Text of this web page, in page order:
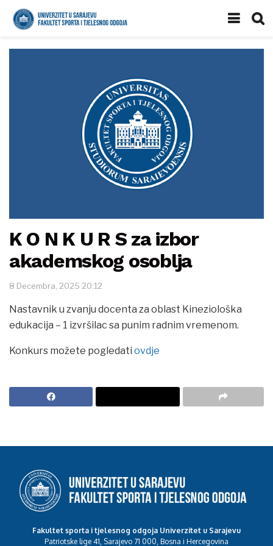
K O N K U R S za izbor
akademskog osoblja
8 Decembra, 2025 20:12
Nastavnik u zvanju docenta za oblast Kineziološka
edukacija – 1 izvršilac sa punim radnim vremenom.
Konkurs možete pogledati ovdje
Fakultet sporta i tjelesnog odgoja Univerzitet u Sarajevu
Patriotske lige 41, Sarajevo 71 000, Bosna i Hercegovina